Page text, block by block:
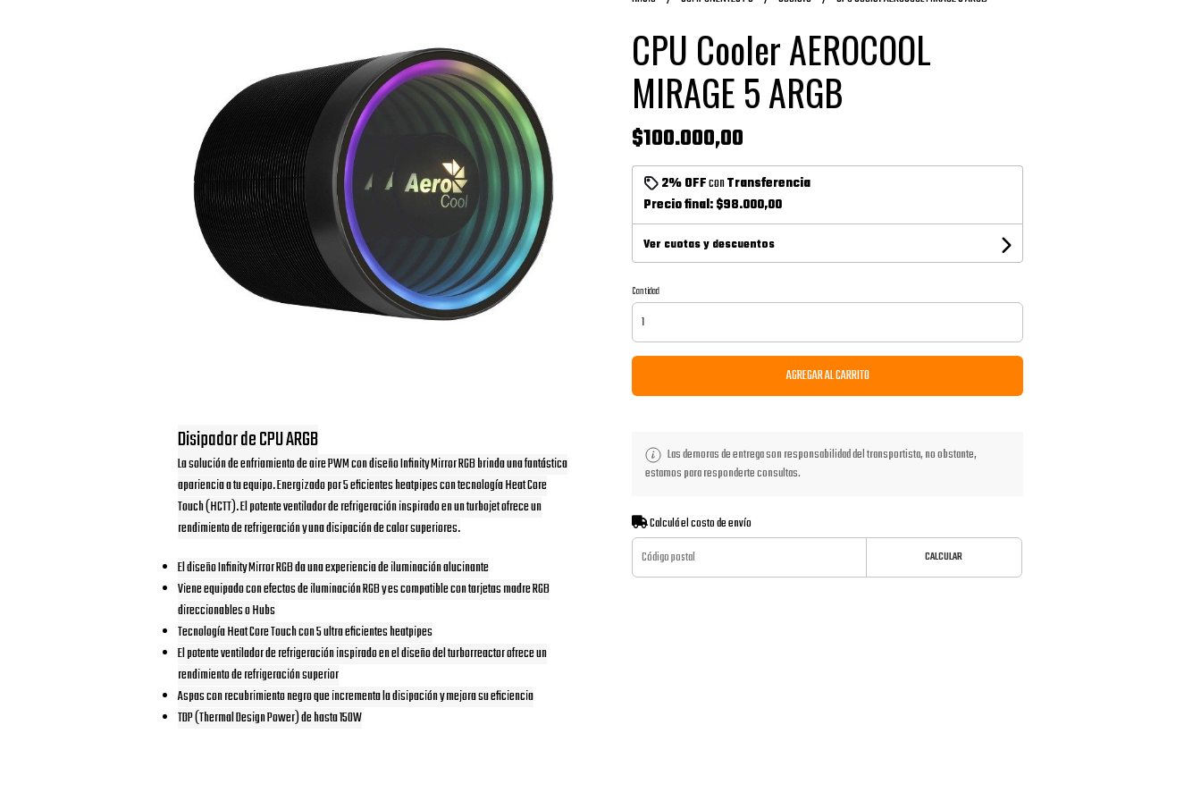
Disipador de CPU ARGB
La solución de enfriamiento de aire PWM con diseño Infinity Mirror RGB brinda una fantástica
apariencia a tu equipo. Energizado por 5 eficientes heatpipes con tecnología Heat Core
Touch (HCTT). El potente ventilador de refrigeración inspirado en un turbojet ofrece un
rendimiento de refrigeración y una disipación de calor superiores.
El diseño Infinity Mirror RGB da una experiencia de iluminación alucinante
Viene equipado con efectos de iluminación RGB y es compatible con tarjetas madre RGB
direccionables o Hubs
Tecnología Heat Core Touch con 5 ultra eficientes heatpipes
El potente ventilador de refrigeración inspirado en el diseño del turborreactor ofrece un
rendimiento de refrigeración superior
Aspas con recubrimiento negro que incrementa la disipación y mejora su eficiencia
TDP (Thermal Design Power) de hasta 150W
CPU Cooler AEROCOOL
MIRAGE 5 ARGB
$100.000,00
2% OFFconTransferencia
Precio final:$98.000,00
Ver cuotas y descuentos
Cantidad
AGREGAR AL CARRITO
Las demoras de entrega son responsabilidad del transportista, no obstante,
estamos para responderte consultas.
Calculá el costo de envío
CALCULAR